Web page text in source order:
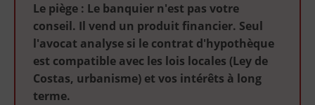
Le piège : Le banquier n'est pas votre
conseil. Il vend un produit financier. Seul
l'avocat analyse si le contrat d'hypothèque
est compatible avec les lois locales (Ley de
Costas, urbanisme) et vos intérêts à long
terme.